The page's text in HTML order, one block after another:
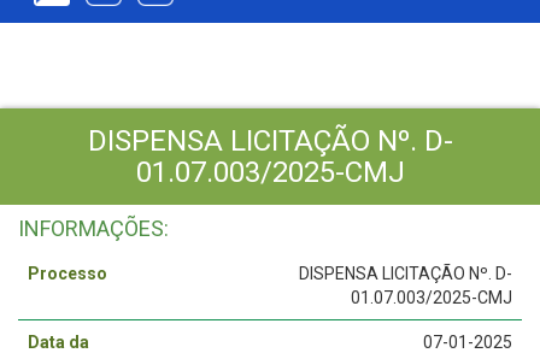
DISPENSA LICITAÇÃO Nº. D-
01.07.003/2025-CMJ
INFORMAÇÕES:
Processo
DISPENSA LICITAÇÃO Nº. D-
01.07.003/2025-CMJ
Data da
07-01-2025